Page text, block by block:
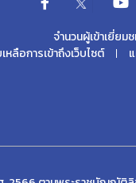
จำนวนผู้เข้าเยี่ยม
หลือการเข้าถึงเว็บไซต์